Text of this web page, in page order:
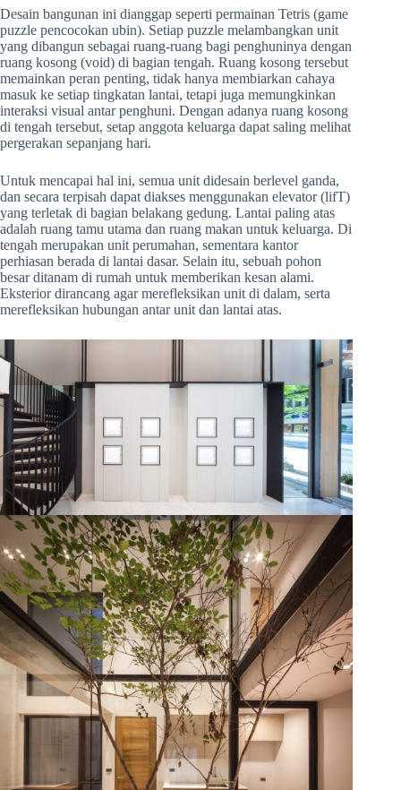
Desain bangunan ini dianggap seperti permainan Tetris (game
puzzle pencocokan ubin). Setiap puzzle melambangkan unit
yang dibangun sebagai ruang-ruang bagi penghuninya dengan
ruang kosong (void) di bagian tengah. Ruang kosong tersebut
memainkan peran penting, tidak hanya membiarkan cahaya
masuk ke setiap tingkatan lantai, tetapi juga memungkinkan
interaksi visual antar penghuni. Dengan adanya ruang kosong
di tengah tersebut, setap anggota keluarga dapat saling melihat
pergerakan sepanjang hari.
Untuk mencapai hal ini, semua unit didesain berlevel ganda,
dan secara terpisah dapat diakses menggunakan elevator (lifT)
yang terletak di bagian belakang gedung. Lantai paling atas
adalah ruang tamu utama dan ruang makan untuk keluarga. Di
tengah merupakan unit perumahan, sementara kantor
perhiasan berada di lantai dasar. Selain itu, sebuah pohon
besar ditanam di rumah untuk memberikan kesan alami.
Eksterior dirancang agar merefleksikan unit di dalam, serta
merefleksikan hubungan antar unit dan lantai atas.